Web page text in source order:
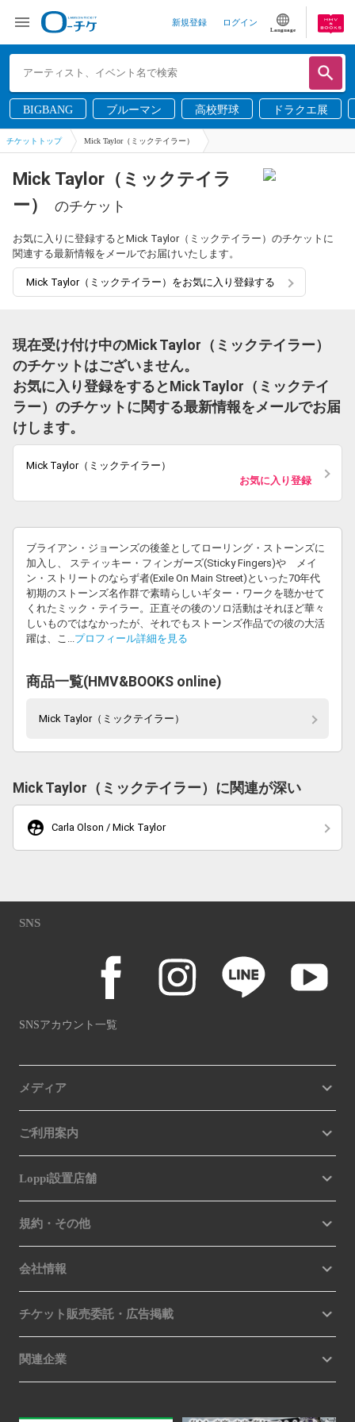
新規登録 ログイン
Language
BIGBANG ブルーマン 高校野球 ドラクエ展
チケットトップ Mick Taylor（ミックテイラー）
Mick Taylor（ミックテイラ
ー）
のチケット
お気に入りに登録するとMick Taylor（ミックテイラー）のチケットに
関連する最新情報をメールでお届けいたします。
Mick Taylor（ミックテイラー）をお気に入り登録する
現在受け付け中のMick Taylor（ミックテイラー）
のチケットはございません。
お気に入り登録をするとMick Taylor（ミックテイ
ラー）のチケットに関する最新情報をメールでお届
けします。
Mick Taylor（ミックテイラー）
お気に入り登録
ブライアン・ジョーンズの後釜としてローリング・ストーンズに
加入し、 スティッキー・フィンガーズ(Sticky Fingers)や メイ
ン・ストリートのならず者(Exile On Main Street)といった70年代
初期のストーンズ名作群で素晴らしいギター・ワークを聴かせて
くれたミック・テイラー。正直その後のソロ活動はそれほど華々
しいものではなかったが、それでもストーンズ作品での彼の大活
躍は、こ...プロフィール詳細を見る
商品一覧(HMV&BOOKS online)
Mick Taylor（ミックテイラー）
Mick Taylor（ミックテイラー）に関連が深い
supervised_user_circle Carla Olson / Mick Taylor
SNS
SNSアカウント一覧
メディア
ご利用案内
Loppi設置店舗
規約・その他
会社情報
チケット販売委託・広告掲載
関連企業